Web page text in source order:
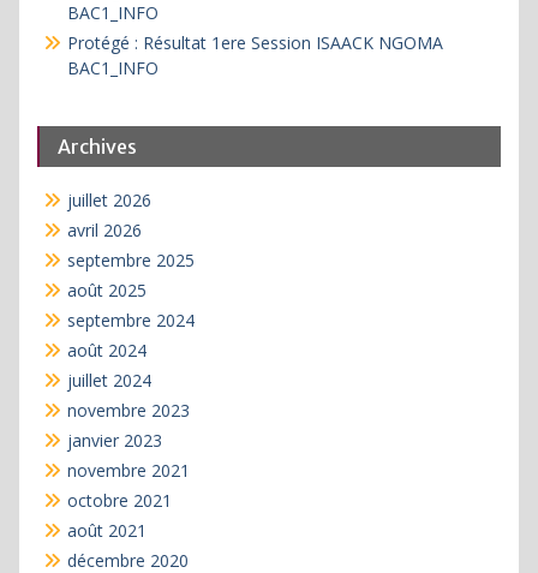
BAC1_INFO
Protégé : Résultat 1ere Session ISAACK NGOMA
BAC1_INFO
Archives
juillet 2026
avril 2026
septembre 2025
août 2025
septembre 2024
août 2024
juillet 2024
novembre 2023
janvier 2023
novembre 2021
octobre 2021
août 2021
décembre 2020